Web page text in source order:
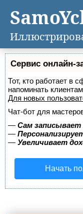
Сервис онлайн-
Тот, кто работает в
напоминать
Для новых
Чат-бот для
— Сам записывает
—
— Увеличивает
Начать